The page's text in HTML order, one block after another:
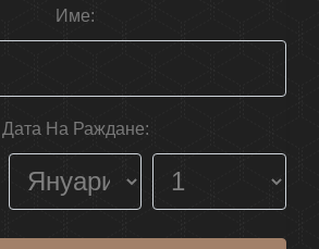
Име:
Дата На Раждане: